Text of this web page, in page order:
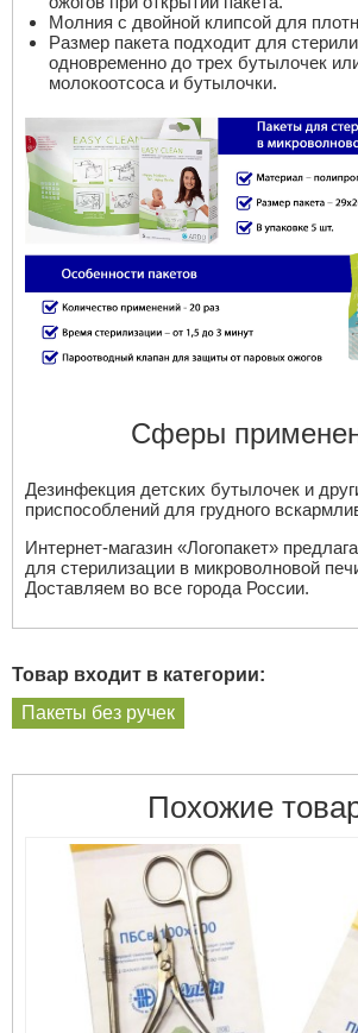
Молния с двойной клипсой для
Размер пакета подходит для
одновременно до трех бутылочек
молокоотсоса и бутылочки.
Сферы
Дезинфекция детских бутылочек и
приспособлений для грудного
Интернет-магазин «Логопакет»
для стерилизации в микроволновой
Доставляем во все города России.
Товар входит в категории:
Пакеты без ручек
Похожие